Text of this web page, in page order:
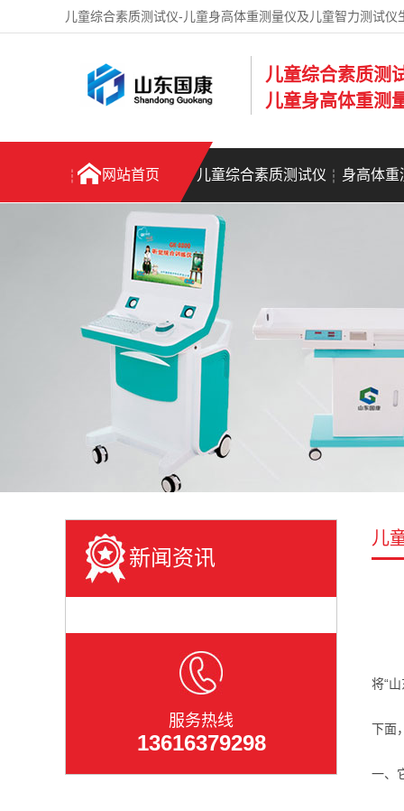
儿童综合素质测试仪-儿童身高体重测量仪及儿童智力测试仪
儿童综合素质测
儿童身高体重测
网站首页 儿童综合素质测试仪 身高体重
新闻资讯
服务热线
13616379298
儿
将“
下面
一、